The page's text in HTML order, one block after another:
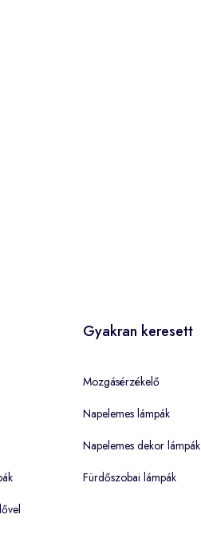
Gyakran keresett
Mozgásérzékelő
Napelemes lámpák
Napelemes dekor lámpák
Fürdőszobai lámpák